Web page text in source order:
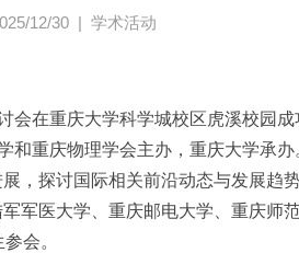
12/30 | 学术活动
会在重庆大学科学城校区虎溪校园
和重庆物理学会主办，重庆大学承
，探讨国际相关前沿动态与发展趋
军医大学、重庆邮电大学、重庆师
会。